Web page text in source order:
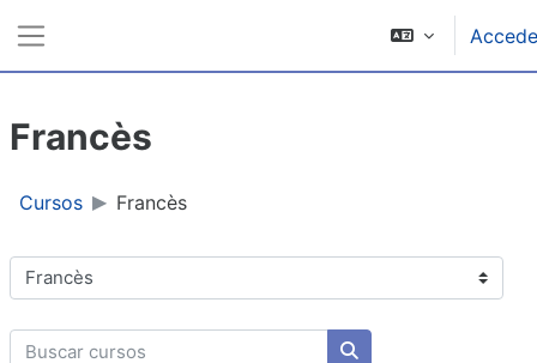
Francès
Cursos Francès
Categorías
Buscar cursos